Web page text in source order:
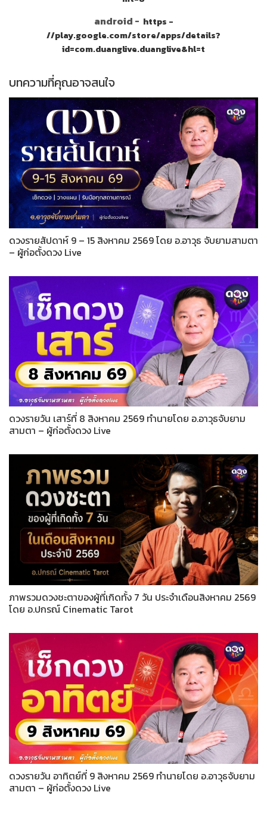
android - https -
//play.google.com/store/apps/details?
id=com.duanglive.duanglive&hl=t
บทความที่คุณอาจสนใจ
ดวงรายสัปดาห์ 9 – 15 สิงหาคม 2569 โดย อ.อาวุธ จับยามสามตา
– ผู้ก่อตั้งดวง Live
ดวงรายวัน เสาร์ที่ 8 สิงหาคม 2569 ทำนายโดย อ.อาวุธจับยาม
สามตา – ผู้ก่อตั้งดวง Live
ภาพรวมดวงชะตาของผู้ที่เกิดทั้ง 7 วัน ประจำเดือนสิงหาคม 2569
โดย อ.ปกรณ์ Cinematic Tarot
ดวงรายวัน อาทิตย์ที่ 9 สิงหาคม 2569 ทำนายโดย อ.อาวุธจับยาม
สามตา – ผู้ก่อตั้งดวง Live